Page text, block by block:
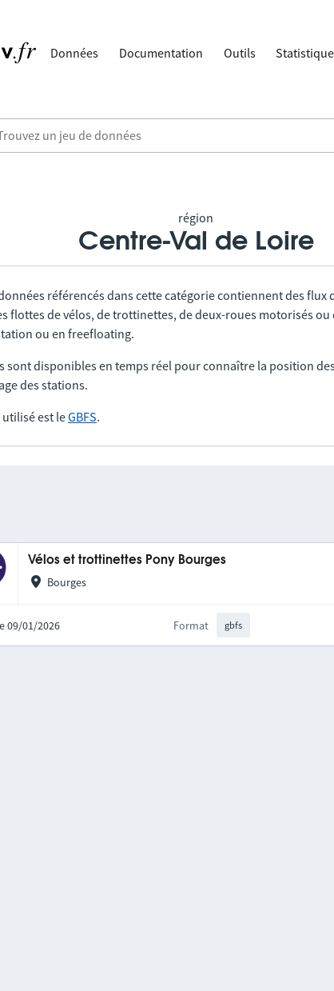
Données Documentation Outils
région
Centre-Val de Loire
référencés dans cette catégorie contiennent des flux
flottes de vélos, de trottinettes, de deux-roues motorisés
ou en freefloating.
sont disponibles en temps réel pour connaître la position
des stations.
est leGBFS.
Vélos et trottinettes Pony Bourges
Bourges
09/01/2026 Format gbfs